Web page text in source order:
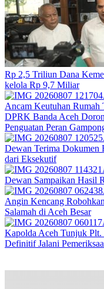
Rp 2,5 Triliun Dana
kelola Rp 9,7 Miliar‎
Ancam Keutuhan Rumah
DPRK Banda Aceh
Penguatan Peran
Dewan Terima
dari Eksekutif
Dewan Sampaikan Hasil
Angin Kencang
Salamah di Aceh Besar
Kapolda Aceh Tunjuk Plt.
Definitif Jalani